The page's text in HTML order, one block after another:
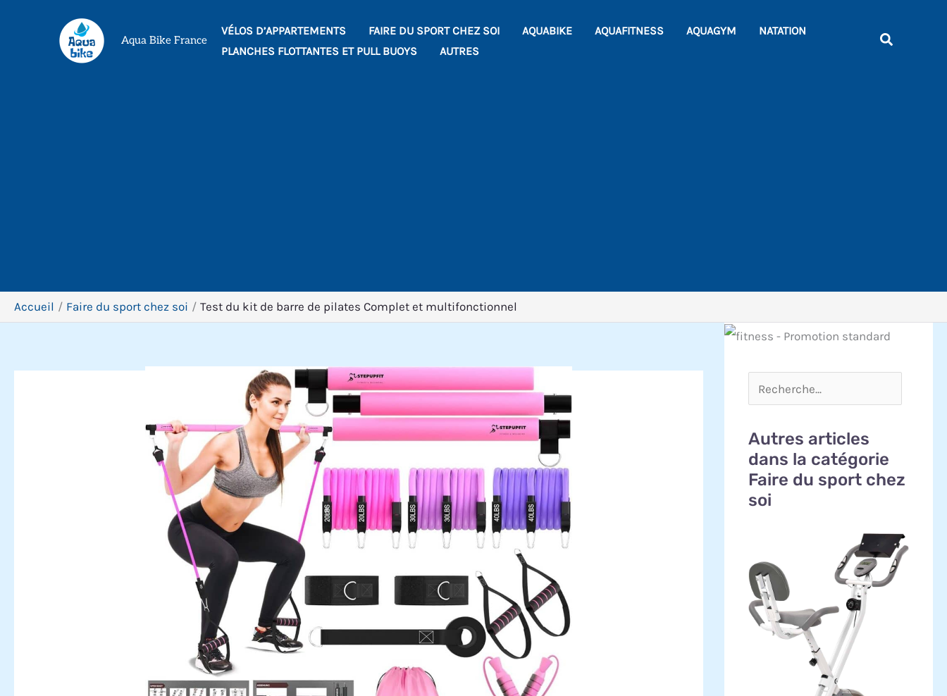
Aqua Bike France
VÉLOS D’APPARTEMENTS FAIRE DU SPORT CHEZ SOI AQUABIKE AQUAFITNESS AQUAGYM
NATATION
PLANCHES FLOTTANTES ET PULL BUOYS
AUTRES
Accueil Faire du sport chez soi Test du kit de barre de pilates Complet et multifonctionnel
Autres articles
dans la catégorie
Faire du sport chez
soi